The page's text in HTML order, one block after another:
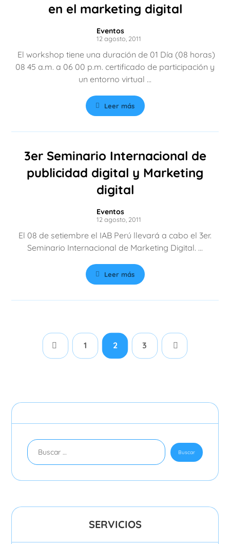
en el marketing digital
Eventos
12 agosto, 2011
El workshop tiene una duración de 01 Día (08 horas)
08 45 a.m. a 06 00 p.m. certificado de participación y
un entorno virtual ...
Leer más
3er Seminario Internacional de
publicidad digital y Marketing
digital
Eventos
12 agosto, 2011
El 08 de setiembre el IAB Perú llevará a cabo el 3er.
Seminario Internacional de Marketing Digital. ...
Leer más
1 2 3
SERVICIOS